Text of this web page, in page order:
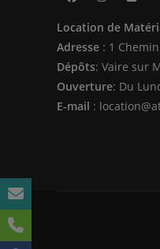
dans
un
nouvel
onglet
dans
un
nouvel
onglet
dans
un
nouvel
onglet
Location de
Adresse : 1
Dépôts: Vaire sur
Ouverture: Du
E-mail :